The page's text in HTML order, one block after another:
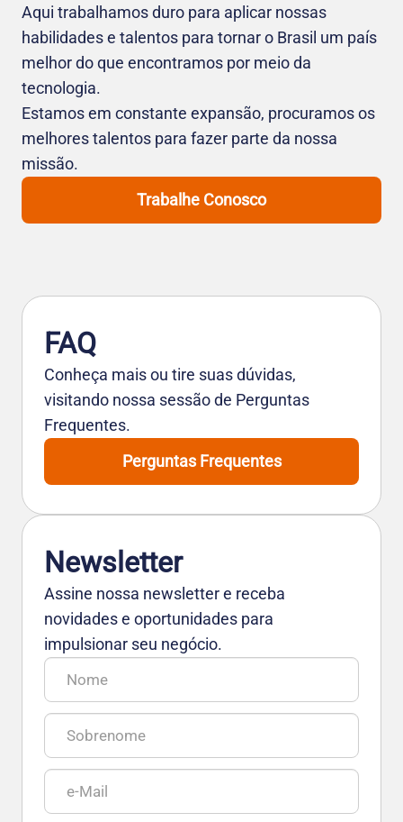
Aqui trabalhamos duro para aplicar nossas
habilidades e talentos para tornar o Brasil um país
melhor do que encontramos por meio da
tecnologia.
Estamos em constante expansão, procuramos os
melhores talentos para fazer parte da nossa
missão.
Trabalhe Conosco
FAQ
Conheça mais ou tire suas dúvidas,
visitando nossa sessão de Perguntas
Frequentes.
Perguntas Frequentes
Newsletter
Assine nossa newsletter e receba
novidades e oportunidades para
impulsionar seu negócio.